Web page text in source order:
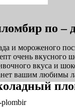
по –
и мороженого
очень
вкуса и
вашим любимы